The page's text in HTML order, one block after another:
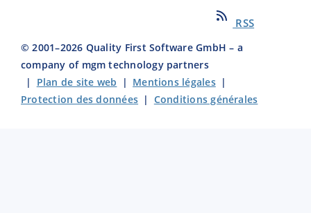
RSS
© 2001–2026 Quality First Software GmbH – a
company of mgm technology partners
| Plan de site web | Mentions légales|
Protection des données | Conditions générales